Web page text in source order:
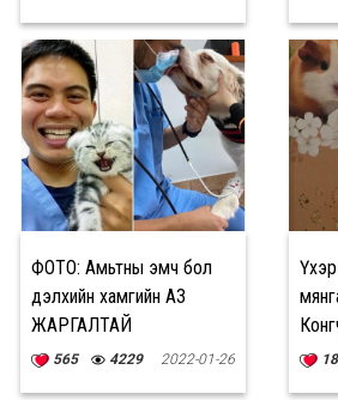
ФОТО: Амьтны эмч бол
дэлхийн хамгийн АЗ
ЖАРГАЛТАЙ
мэргэжлүүдийн нэг
565 4229 2022-01-26